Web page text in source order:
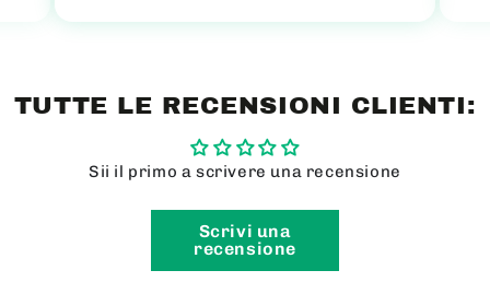
TUTTE LE RECENSIONI CLIENTI:
Sii il primo a scrivere una recensione
Scrivi una
recensione